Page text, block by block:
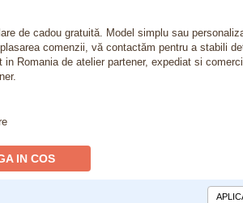
de cadou gratuită. Model simplu sau
comenzii, vă contactăm pentru a stabili
Romania de atelier partener, expediat si
IN COS